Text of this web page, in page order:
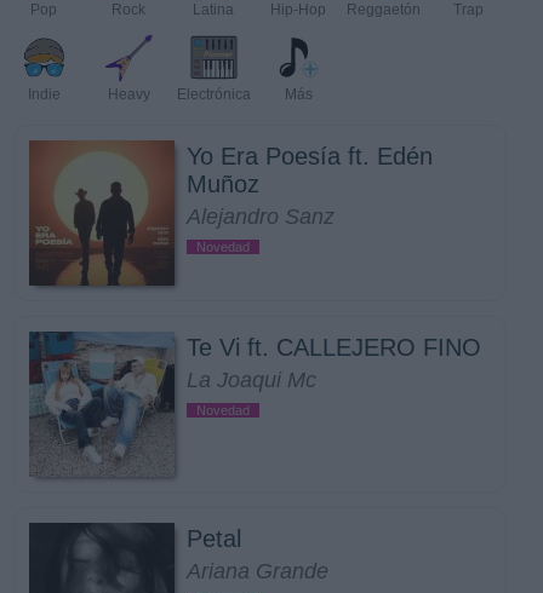
Pop Rock Latina Hip-Hop Reggaetón Trap
Indie Heavy Electrónica Más
Yo Era Poesía ft. Edén
Muñoz
Alejandro Sanz
Novedad
Te Vi ft. CALLEJERO FINO
La Joaqui Mc
Novedad
Petal
Ariana Grande